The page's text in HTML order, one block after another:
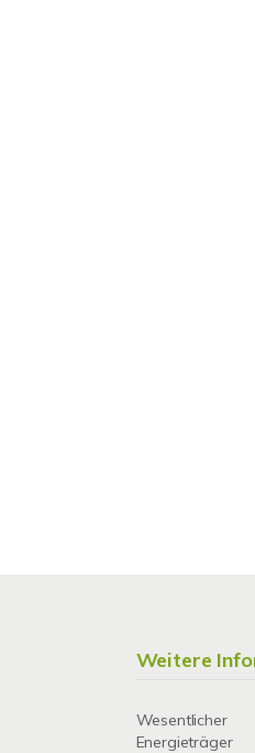
Weitere
Wesentlicher
Energieträger